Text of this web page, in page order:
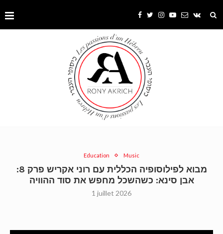
Education Music
מבוא לפילוסופיה הכללית עם רוני אקריש פרק 8:
אבן סינא: כשהשכל מחפש את סוד ההוויה
1 juillet 2026